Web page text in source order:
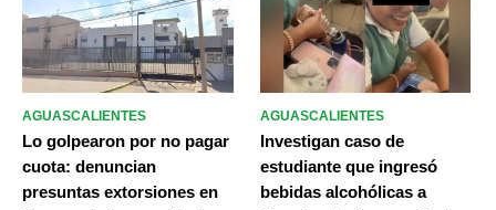
AGUASCALIENTES
Lo golpearon por no pagar
cuota: denuncian
presuntas extorsiones en
AGUASCALIENTES
Investigan caso de
estudiante que ingresó
bebidas alcohólicas a